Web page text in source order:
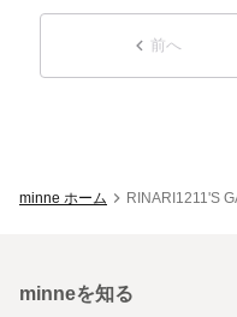
前へ
minne ホーム RINARI1211'S
minneを知る